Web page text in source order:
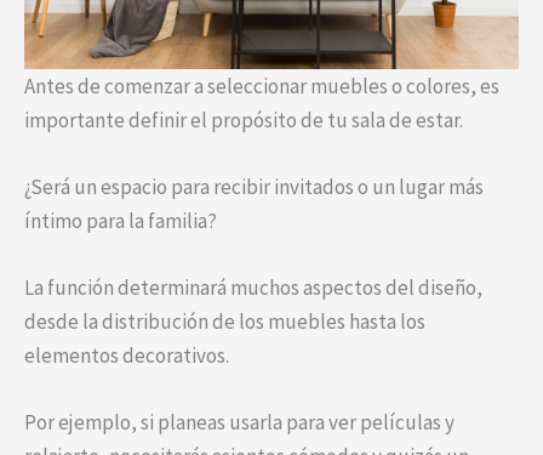
Antes de comenzar a seleccionar muebles o colores, es
importante definir el propósito de tu sala de estar.
¿Será un espacio para recibir invitados o un lugar más
íntimo para la familia?
La función determinará muchos aspectos del diseño,
desde la distribución de los muebles hasta los
elementos decorativos.
Por ejemplo, si planeas usarla para ver películas y